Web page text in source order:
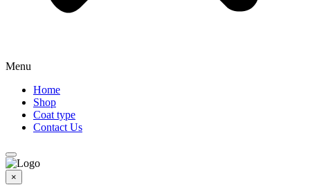
Menu
Home
Shop
Coat type
Contact Us
×